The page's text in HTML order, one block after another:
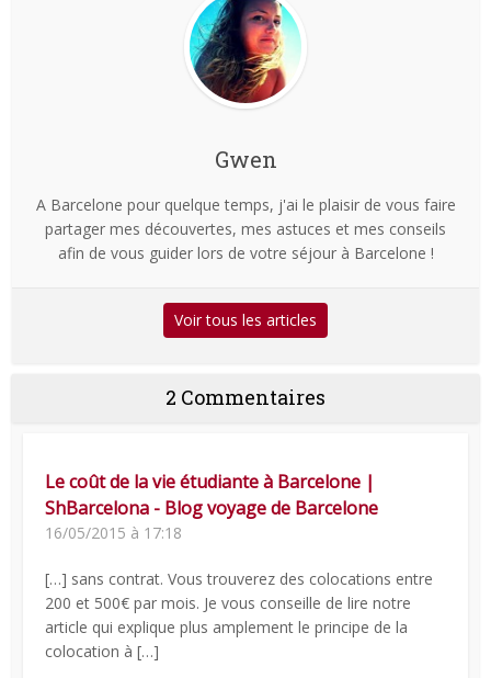
Gwen
A Barcelone pour quelque temps, j'ai le plaisir de vous faire
partager mes découvertes, mes astuces et mes conseils
afin de vous guider lors de votre séjour à Barcelone !
Voir tous les articles
2 Commentaires
Le coût de la vie étudiante à Barcelone |
ShBarcelona - Blog voyage de Barcelone
16/05/2015 à 17:18
[…] sans contrat. Vous trouverez des colocations entre
200 et 500€ par mois. Je vous conseille de lire notre
article qui explique plus amplement le principe de la
colocation à […]